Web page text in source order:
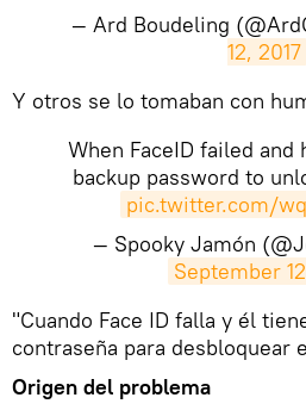
— Ard Boudeling
12, 2017
Y otros se lo tomaban con
When FaceID failed and
backup password to
pic.twitter.com/
— Spooky Jamón
September
"Cuando Face ID falla y él
contraseña para desbloquear
Origen del problema